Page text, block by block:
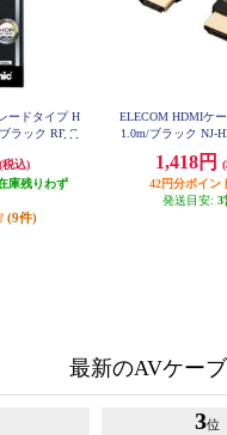
ードタイプ H
ラック RP-C
(税込)
庫残りわず
(9件)
ELECOM HDMIケ
1.0m/ブラック NJ-
1,418円
42円分ポイン
発送目安: 3
最新のAVケー
3位